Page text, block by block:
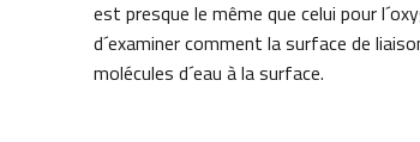
est presque le même que celui pour
d´examiner comment la surface de
molécules d´eau à la surface.